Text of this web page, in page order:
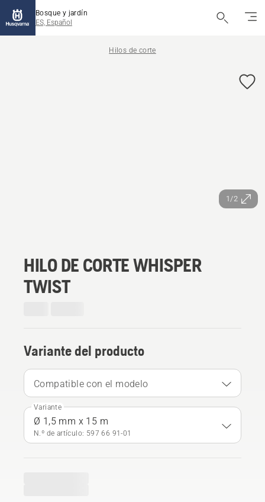
Bosque y jardín
ES, Español
Hilos de corte
1/2
HILO DE CORTE WHISPER
TWIST
Variante del producto
Compatible con el modelo
Variante
Ø 1,5 mm x 15 m
N.º de artículo: 597 66 91‑01